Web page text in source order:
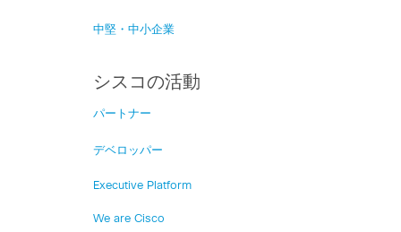
中堅・中小企業
シスコの活動
パートナー
デベロッパー
Executive Platform
We are Cisco